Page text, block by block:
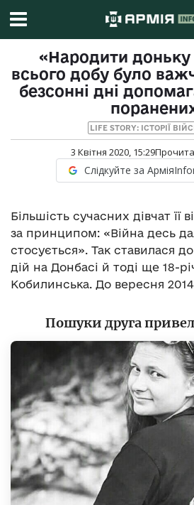
«Народити доньку
всього добу було
безсонні дні
LIFE STORY: ІСТОРІЇ
3 Квітня 2020, 15:29
Слідкуйте за
Більшість сучасних дівчат її
за принципом: «Війна десь
стосується». Так ставилася
дій на Донбасі й тоді ще 18-
Кобилинська. До вересня
Пошуки друга